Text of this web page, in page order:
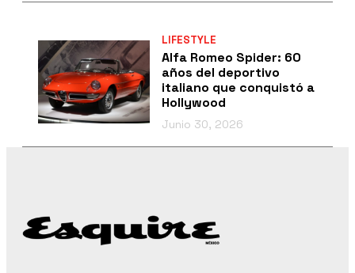
LIFESTYLE
Alfa Romeo Spider: 60
años del deportivo
italiano que conquistó a
Hollywood
Junio 30, 2026